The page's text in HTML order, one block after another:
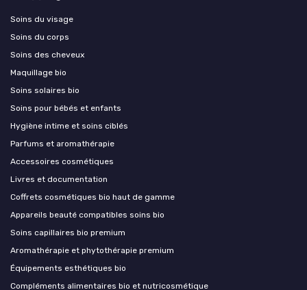
Soins du visage
Soins du corps
Soins des cheveux
Maquillage bio
Soins solaires bio
Soins pour bébés et enfants
Hygiène intime et soins ciblés
Parfums et aromathérapie
Accessoires cosmétiques
Livres et documentation
Coffrets cosmétiques bio haut de gamme
Appareils beauté compatibles soins bio
Soins capillaires bio premium
Aromathérapie et phytothérapie premium
Équipements esthétiques bio
Compléments alimentaires bio et nutricosmétique